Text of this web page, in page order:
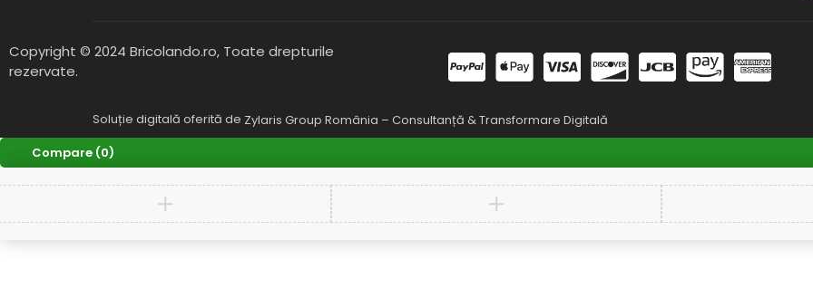
Copyright © 2024 Bricolando.ro, Toate drepturile
rezervate.
Soluție digitală oferită de Zylaris Group România – Consultanță & Transformare Digitală
Compare (0)